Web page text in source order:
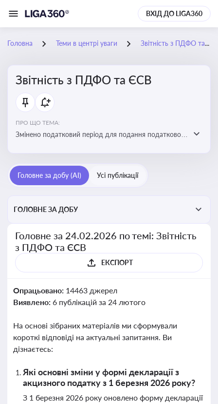
ВХІД ДО LIGA360
Головна Теми в центрі уваги Звітність з ПДФО та ЄСВ
Звітність з ПДФО та ЄСВ
ПРО ЩО ТЕМА:
Змінено податковий період для подання податкового
Головне за добу (AI) Усі публікації
ГОЛОВНЕ ЗА ДОБУ
Головне за 24.02.2026 по темі: Звітність
з ПДФО та ЄСВ
ЕКСПОРТ
Опрацьовано: 14463 джерел
Виявлено: 6 публікацій за 24 лютого
На основі зібраних матеріалів ми сформували
короткі відповіді на актуальні запитання. Ви
дізнаєтесь:
Які основні зміни у формі декларації з
акцизного податку з 1 березня 2026 року?
З 1 березня 2026 року оновлено форму декларації